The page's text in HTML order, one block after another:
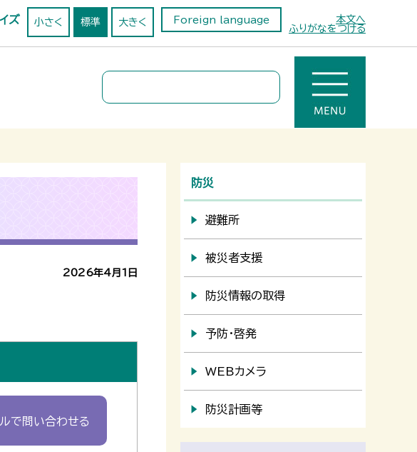
本文へ
ズ 小さく 標準 大きく
Foreign language
ふりがなをつける
2026年4月1日
で問い合わせる
防災
避難所
被災者支援
防災情報の取得
予防・啓発
WEBカメラ
防災計画等